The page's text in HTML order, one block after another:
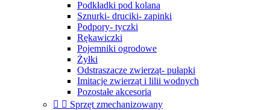
Podkładki pod kolana
Sznurki- druciki- zapinki
Podpory- tyczki
Rękawiczki
Pojemniki ogrodowe
Żyłki
Odstraszacze zwierząt- pułapki
Imitacje zwierząt i lilii wodnych
Pozostałe akcesoria
  Sprzęt zmechanizowany